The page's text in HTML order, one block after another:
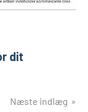
dit
Næste indlæg